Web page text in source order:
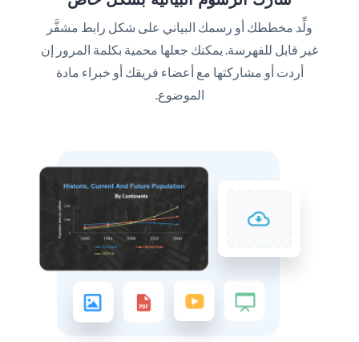
ولِّد مخططك أو رسمك البياني على شكل رابط مشفَّر
غير قابل للفهرسة. يمكنك جعلها محمية بكلمة المرور إن
أردت أو مشاركتها مع أعضاء فريقك أو خبراء مادة
الموضوع.